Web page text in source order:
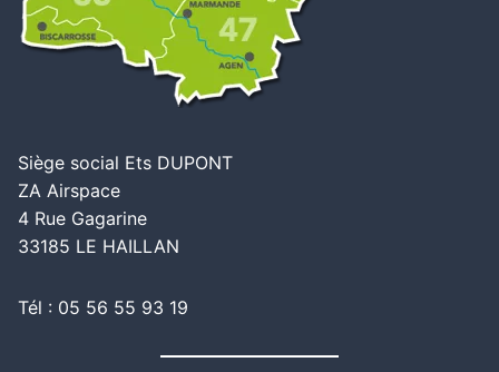
Siège social Ets DUPONT
ZA Airspace
4 Rue Gagarine
33185 LE HAILLAN
Tél : 05 56 55 93 19